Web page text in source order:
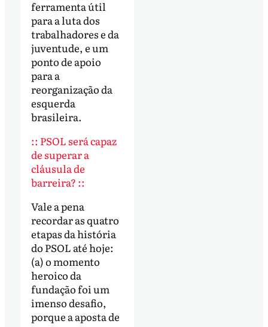
ferramenta útil
para a luta dos
trabalhadores e da
juventude, e um
ponto de apoio
para a
reorganização da
esquerda
brasileira.
:: PSOL será capaz
de superar a
cláusula de
barreira? ::
Vale a pena
recordar as quatro
etapas da história
do PSOL até hoje:
(a) o momento
heroico da
fundação foi um
imenso desafio,
porque a aposta de